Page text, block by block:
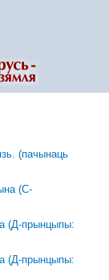
(пачынаць
(С-
(Д-прынцыпы:
(Д-прынцыпы: